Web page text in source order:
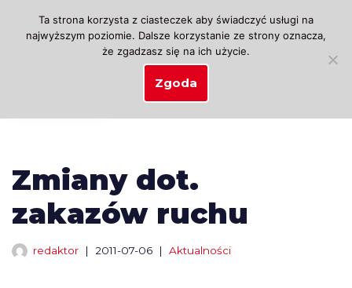
Przejdź
Zmiany dot.
zakazów ruchu
redaktor 2011-07-06 Aktualności
Ta strona korzysta z ciasteczek aby świadczyć usługi na
najwyższym poziomie. Dalsze korzystanie ze strony oznacza,
że zgadzasz się na ich użycie.
Zgoda